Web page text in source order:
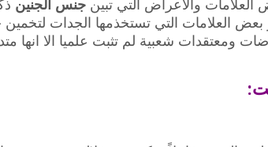
والاعراض التي تبين جنس الجنين
بعض العلامات التي تستخذمها الجدات
ومعتقدات شعبية لم تثبت علميا الا انها